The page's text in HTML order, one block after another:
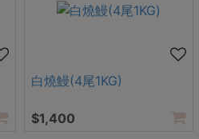
白燒鰻(4尾1KG)
$1,400